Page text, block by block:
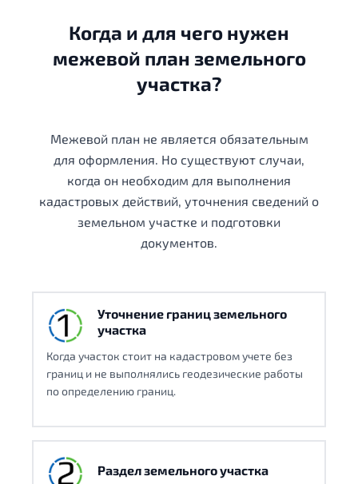
Когда и для чего нужен
межевой план земельного
участка?
Межевой план не является обязательным
для оформления. Но существуют случаи,
когда он необходим для выполнения
кадастровых действий, уточнения сведений о
земельном участке и подготовки
документов.
Уточнение границ земельного
участка
Когда участок стоит на кадастровом учете без
границ и не выполнялись геодезические работы
по определению границ.
Раздел земельного участка